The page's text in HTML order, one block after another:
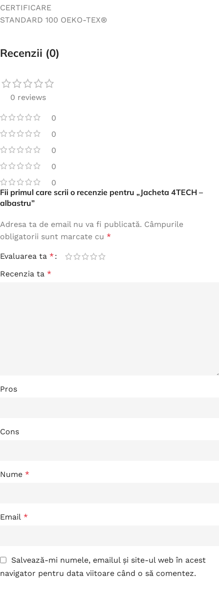
CERTIFICARE
STANDARD 100 OEKO-TEX®
Recenzii (0)
0 reviews
0
0
0
0
0
Fii primul care scrii o recenzie pentru „Jacheta 4TECH –
albastru”
Adresa ta de email nu va fi publicată. Câmpurile
obligatorii sunt marcate cu *
Evaluarea ta *
Recenzia ta *
Pros
Cons
Nume *
Email *
Salvează-mi numele, emailul și site-ul web în acest
navigator pentru data viitoare când o să comentez.